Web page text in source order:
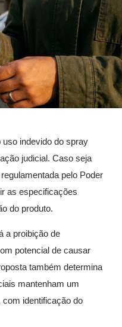
uso indevido do spray
judicial. Caso seja
pelo Poder
as especificações
do produto.
a proibição de
potencial de causar
também determina
mantenham um
identificação do